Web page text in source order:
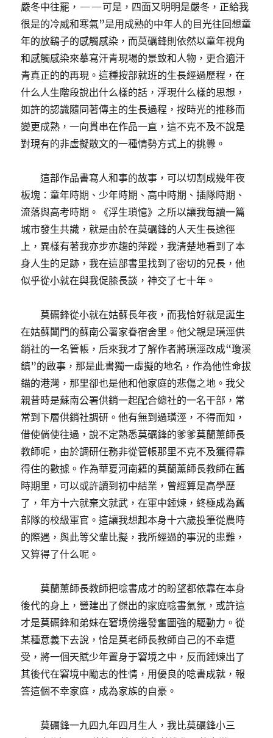
嚴冬中往罷，——可是，四面又明明是嚴冬，正給我
很是的冷威和寒氣”是用成熟的中年人的目光往回想童
年的放鷂子的感觸感染，而莫礪鋒則依然以童年視角
和感觸感染來摹寫汗青現場的景致和人物，更合適汗
青真正的的再現。這種按部就班的生長經過歷程，在
什么人生階段說出什么樣的話，浮現什么樣的思想，
如許的認識隨同著傳主的生長過程，按時光的推移而
變更成熟，一向貫串在作品一直，這不克不及不說是
對現有的非虛擬散文的一種情勢方式上的挑釁。
這部作品書寫人和事的故事，可以切割成幾年夜
板塊：童年時期、少年時期、高中時期、插隊時期、
流落與高考時期。《浮生瑣憶》之所以讓我每讀一篇
城市發生共識，就是由於在莫礪鋒的人天生長途徑
上，異樣有著我亦步亦趨的萍蹤，我清楚地看到了本
身人生的足跡，我在這部書里找到了密切的兄長，他
似乎從小就在與我促膝長談，神交了七十年。
莫礪鋒從小就在姑蘇長年夜，而我恰好就是誕生
在姑蘇閶門的蘇南公署家眷宿舍里。他父親是璜涇供
銷社的一名管帳，后來我才了解作者將璜涇改成“瓊溪
鎮”的啟事，那是此書獨一虛擬的地名，作為他性命拔
錨的港灣，那里卻也是他和他家庭的悲傷之地。我父
親昔時是蘇南公署供銷一起配合總社的一名干部，常
常到下層供銷社調研。他有無到過璜涇，不得而知，
借使倘使往過，說不定熟悉莫礪鋒的爹爹莫蘭薰師長
教師呢，由於調研任務非從管帳那里不克不及獲得靠
得住的數據。作為華夏河南籍的莫蘭薰師長教師在舊
時期里，可以或許讀到初中結業，曾經算是高學歷
了，年方十六就棄文就武，在軍中錘煉，終極成為舊
部隊的校級軍官。這讓我想起本身十六歲投筆從農時
的際遇，與此等父輩比擬，我所經過的事況的患難，
又算得了什么呢。
莫蘭薰師長教師把唸書成才的盼望都依靠在本身
後代的身上，營建出了傑出的家庭唸書氣氛，或許這
才是莫礪鋒和弟妹在窘境傍邊發奮圖強的驅動力。從
某種意義下去說，恰是莫老師長教師自己的不幸遭
受，將一個天賦少年置身于窘境之中，反而錘煉出了
其後代在窘境中勵志的性情，用優良的唸書成就，報
答這個不幸家庭，成為家族的自豪。
莫礪鋒一九四九年四月生人，我比莫礪鋒小三